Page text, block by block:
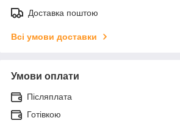
Доставка поштою
Всі умови доставки
Умови оплати
Післяплата
Готівкою